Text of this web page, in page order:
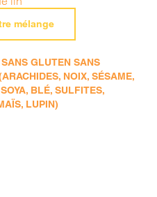
mélange
GLUTEN SANS
NOIX, SÉSAME,
BLÉ, SULFITES,
LUPIN)